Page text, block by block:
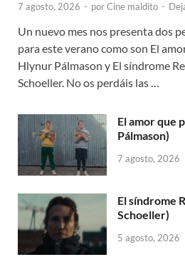
7 agosto, 2026 - porCine maldito -
Un nuevo mes nos presenta dos
para este verano como son El
Hlynur Pálmason y El síndrome
Schoeller. No os perdáis las …
El amor que
Pálmason)
7 agosto, 2026
El síndrome
Schoeller)
5 agosto, 2026